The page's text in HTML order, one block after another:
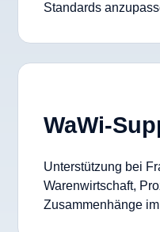
Standards
WaWi-
Unterstützung bei
Warenwirtschaft,
Zusammenhänge